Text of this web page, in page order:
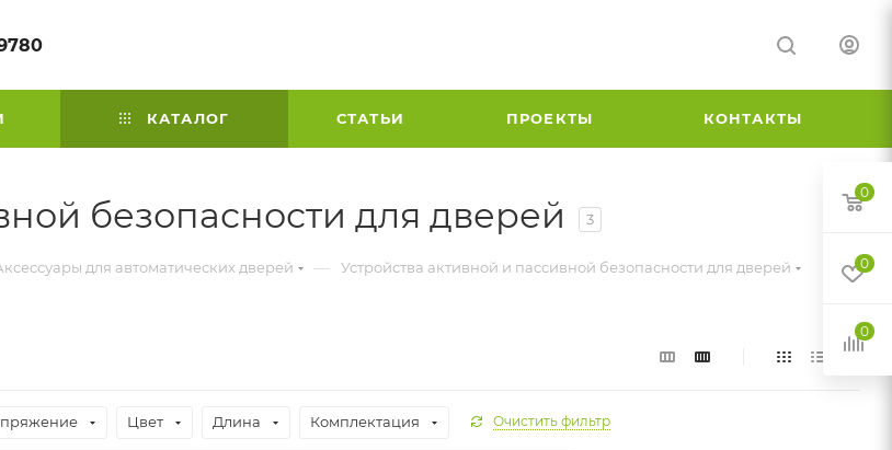
КАТАЛОГ СТАТЬИ ПРОЕКТЫ КОНТАКТЫ
безопасности для дверей 3
для автоматических дверей — Устройства активной и пассивной безопасности для дверей
Цвет Длина Комплектация Очистить фильтр
0
0
0